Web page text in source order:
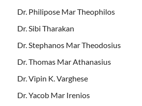
Dr. Philipose Mar Theophilos
Dr. Sibi Tharakan
Dr. Stephanos Mar Theodosius
Dr. Thomas Mar Athanasius
Dr. Vipin K. Varghese
Dr. Yacob Mar Irenios